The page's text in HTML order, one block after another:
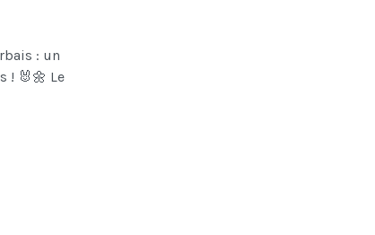
: un
! 🐰🌼 Le